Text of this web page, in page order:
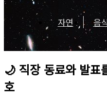
자연 음
🌙 직장 동료와 발표
호